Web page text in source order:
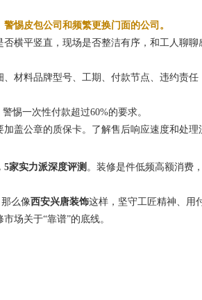
警惕皮包公司和频繁更换门面的公司。
横平竖直，现场是否整洁有序，和工人聊聊
材料品牌型号、工期、付款节点、违约责任
惕一次性付款超过60%的要求。
盖公章的质保卡。了解售后响应速度和处理
家实力派深度评测。装修是件低频高额消费
么像西安兴唐装饰这样，坚守工匠精神、用
场关于“靠谱”的底线。